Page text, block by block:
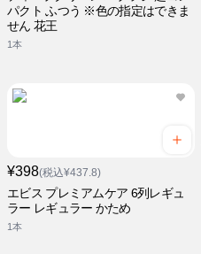
パクト ふつう ※色の指定はできま
せん 花王
1本
¥398(税込¥437.8)
エビス プレミアムケア 6列レギュ
ラー レギュラー かため
1本